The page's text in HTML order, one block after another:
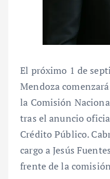
El próximo 1 de
Mendoza
la Comisión
tras el anuncio
Crédito Público.
cargo a Jesús
frente de la